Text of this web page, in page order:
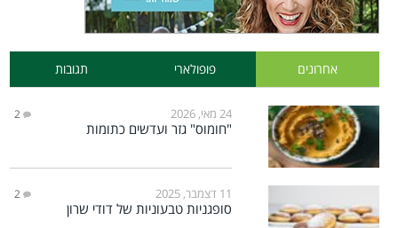
אחרונים פופולארי תגובות
24 מאי, 2026 2
"חומוס" גזר ועדשים כתומות
11 דצמבר, 2025 2
סופגניות טבעוניות של דודי שרון